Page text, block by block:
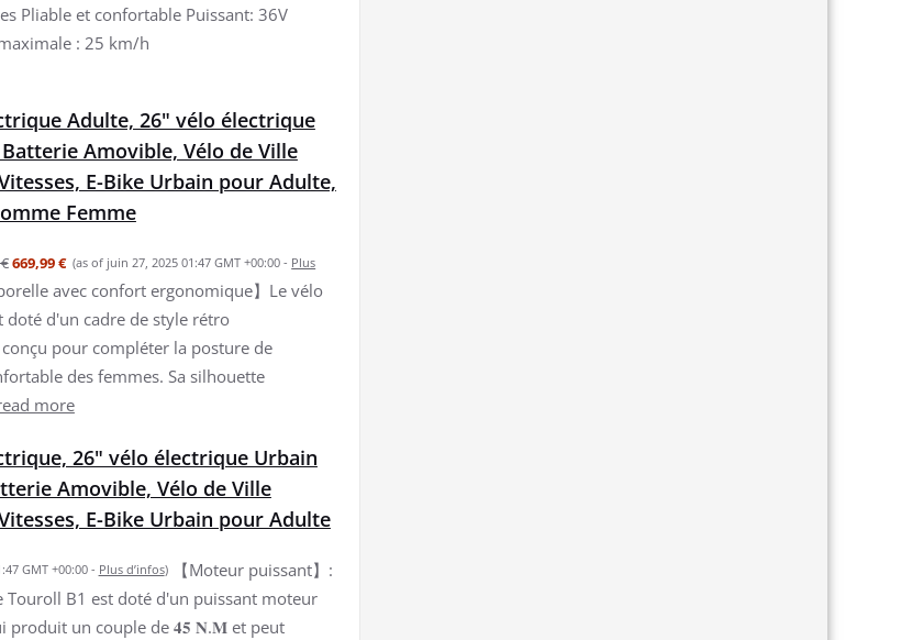
Pliable et confortable Puissant: 36V
: 25 km/h
Adulte, 26" vélo électrique
Amovible, Vélo de Ville
E-Bike Urbain pour Adulte,
Femme
669,99 € (as of juin 27, 2025 01:47 GMT +00:00 - Plus
avec confort ergonomique】Le vélo
doté d'un cadre de style rétro
pour compléter la posture de
des femmes. Sa silhouette
more
26" vélo électrique Urbain
Amovible, Vélo de Ville
E-Bike Urbain pour Adulte
GMT +00:00 - Plus d’infos)
【Moteur puissant】:
Touroll B1 est doté d'un puissant moteur
produit un couple de 𝟒𝟓 𝐍.𝐌 et peut